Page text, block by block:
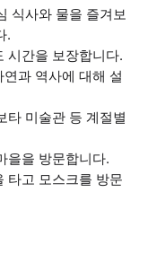
식사와 물을 즐겨보
.
시간을 보장합니다.
과 역사에 대해 설
타 미술관 등 계절별
을을 방문합니다.
타고 모스크를 방문